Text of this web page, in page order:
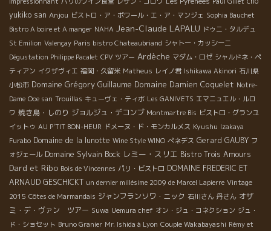
yukiko san Anjou ビストロ・ア・ボワール・エ・ア・マンジェ Sophia Bauchet
Bistro A boire et A manger NAHA Jean-Claude LAPALU ドゥニ・タルデュ
St Emilion Valençay Paris bistro Chateaubriand シャトー・カッシーニ
Dégustation Philippe Pacalet CPV ツアー Ardèche マダム・ロゼ シャルドネ・ペ
ティアン イクザヴィエ 福岡・久留米 Matheus レイノ君 Ishikawa Akinori 石川県
小松市 Domaine Grégory Guillaume Domaine Damien Coquelet Notre-
Dame Ooe san Trouillas キューヴェ・ティボ Les GANIVETS エマニュエル・ルロ
ワ 焼き鳥・しのり ジョルジュ・デコンブ Montmartre Bis ビストロ・グランユ
イットゥ AU P'TIT BON-HEUR ドメーヌ・ド・モンカルメス Kyushu Izakaya
Furabo Domaine de la lunotte Wine Style WINO ぺネデス Gerard GAUBY フ
ォジェール Domaine Sylvain Bock レミー・スリエ Bistro Trois Amours
Dard et Ribo Bois de Vincennes パリ・ビストロ DOMAINE FREDERIC ET
ARNAUD GESCHICKT un dernier millésime 2009 de Marcel Lapierre Vintage
2015 Côtes de Marmandais ジャンフランソワ・ニック 石川さん 丹さん オザ
ミ・デ・ヴァン ツアー Suwa Uemura chef オン・ジュ・コネクション ジュ・
ド・ショセット Bruno Granier Mr. Ishida à Lyon Couple Wakabayashi Rémy et